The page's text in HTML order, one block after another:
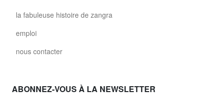
la fabuleuse histoire de zangra
emploi
nous contacter
ABONNEZ-VOUS À LA NEWSLETTER